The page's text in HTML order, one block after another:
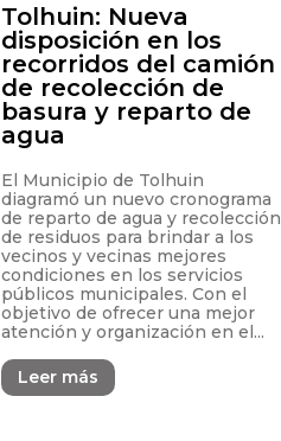
Tolhuin: Nueva
disposición en los
recorridos del camión
de recolección de
basura y reparto de
agua
El Municipio de Tolhuin
diagramó un nuevo cronograma
de reparto de agua y recolección
de residuos para brindar a los
vecinos y vecinas mejores
condiciones en los servicios
públicos municipales. Con el
objetivo de ofrecer una mejor
atención y organización en el...
Leer más